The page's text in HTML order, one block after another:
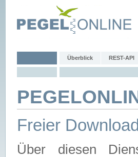
Überblick REST-API
Freier
Über diesen